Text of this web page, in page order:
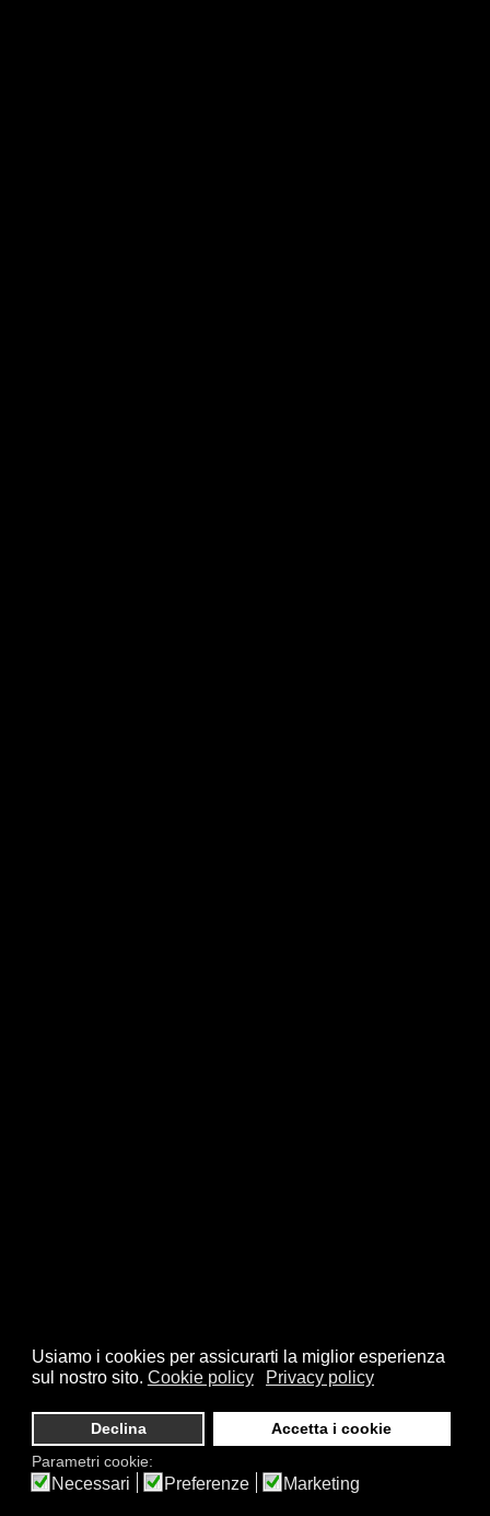
Usiamo i cookies per assicurarti la miglior esperienza
sul nostro sito. Cookie policy Privacy policy
Declina
Accetta i cookie
Parametri cookie:
Necessari Preferenze Marketing